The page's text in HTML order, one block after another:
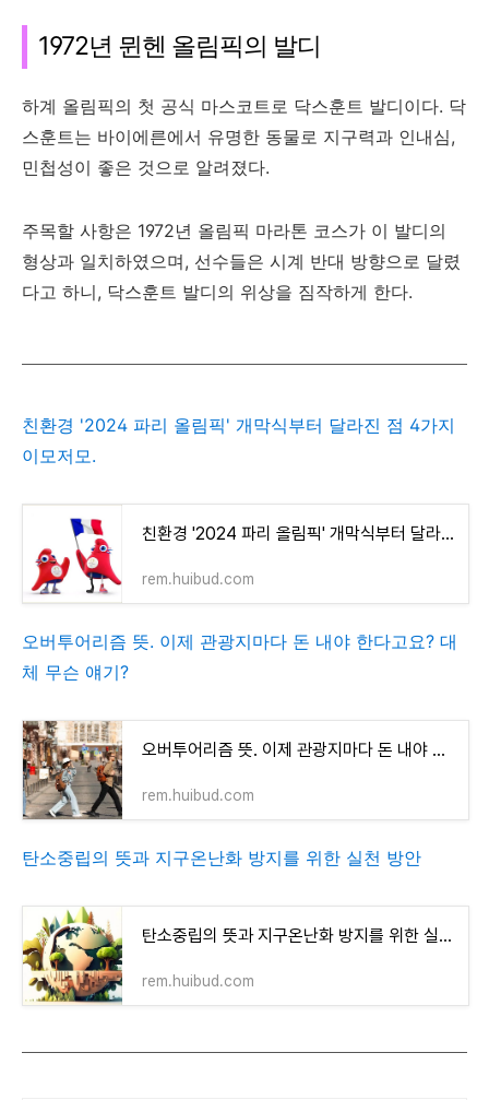
1972년 뮌헨 올림픽의 발디
하계 올림픽의 첫 공식 마스코트로 닥스훈트 발디이다. 닥
스훈트는 바이에른에서 유명한 동물로 지구력과 인내심,
민첩성이 좋은 것으로 알려졌다.
주목할 사항은 1972년 올림픽 마라톤 코스가 이 발디의
형상과 일치하였으며, 선수들은 시계 반대 방향으로 달렸
다고 하니, 닥스훈트 발디의 위상을 짐작하게 한다.
친환경 '2024 파리 올림픽' 개막식부터 달라진 점 4가지
이모저모.
친환경 '2024 파리 올림픽' 개막식부터 달라진 점 4가지 이모저모.
rem.huibud.com
오버투어리즘 뜻. 이제 관광지마다 돈 내야 한다고요? 대
체 무슨 얘기?
오버투어리즘 뜻. 이제 관광지마다 돈 내야 한다고요? 대체 무슨 얘기?
rem.huibud.com
탄소중립의 뜻과 지구온난화 방지를 위한 실천 방안
탄소중립의 뜻과 지구온난화 방지를 위한 실천 방안
rem.huibud.com